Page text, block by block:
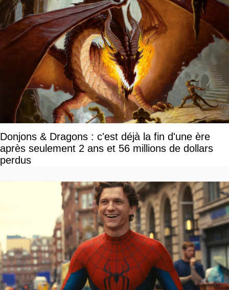
Donjons & Dragons : c'est déjà la fin d'une ère
après seulement 2 ans et 56 millions de dollars
perdus